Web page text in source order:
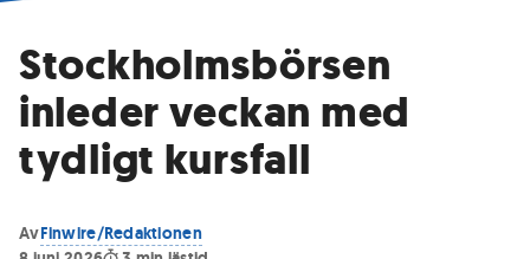
Stockholmsbörsen
inleder veckan med
tydligt kursfall
AvFinwire/Redaktionen